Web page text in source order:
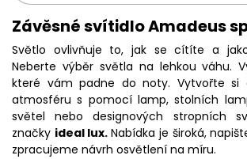
Závěsné svítidlo Amadeus
Světlo ovlivňuje to, jak se cítíte a
Neberte výběr světla na lehkou váhu.
které vám padne do noty. Vytvořte si
atmosféru s pomocí lamp, stolních
světel nebo designových stropních
značky ideal lux.Nabídka je široká,
zpracujeme návrh osvětlení na míru.